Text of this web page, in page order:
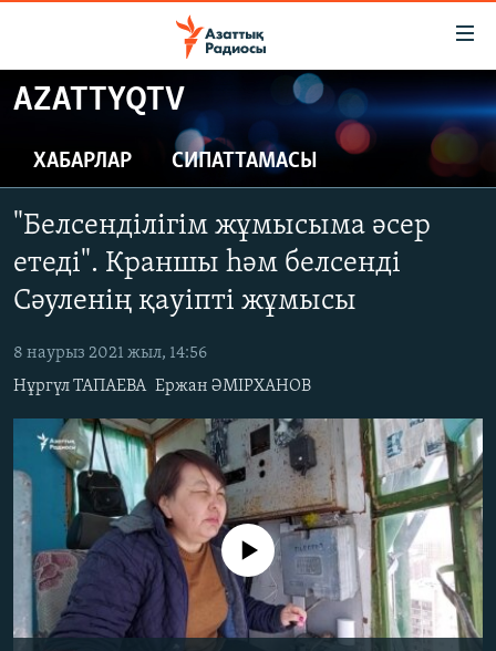
Skip
to
content
main
Navigation
Skip
Search
ЖАҢАЛЫҚТАР
САЯСАТ
ҚАҢТАР ОҚИҒАСЫ
АДАМ ҚҰҚЫҚТАРЫ
ӘЛЕУМЕТ
ӘЛЕМ
АРНАЙЫ ЖОБАЛАР
Русский
ЖАЗЫЛЫҢЫЗ
Басқа тілдерде
AZATTYQTV
ХАБАРЛАР СИПАТТАМАСЫ
"Белсенділігім жұмысыма әсер
етеді". Краншы һәм белсенді
Сәуленің қауіпті жұмысы
8 наурыз 2021 жыл, 14:56
Нұргүл ТАПАЕВА Ержан ӘМІРХАНОВ
No media source currently available